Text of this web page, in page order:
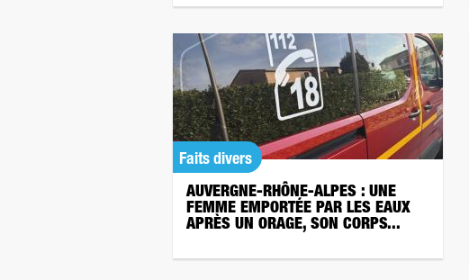
Faits divers
AUVERGNE-RHÔNE-ALPES : UNE
FEMME EMPORTÉE PAR LES EAUX
APRÈS UN ORAGE, SON CORPS...